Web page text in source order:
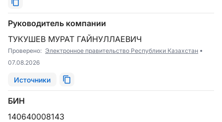
Руководитель компании
ТУКУШЕВ МУРАТ ГАЙНУЛЛАЕВИЧ
Проверено: Электронное правительство Республики Казахстан
07.08.2026
Источники
БИН
140640008143